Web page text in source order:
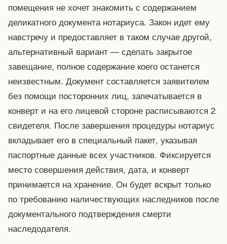
помещения не хочет знакомить с содержанием
деликатного документа нотариуса. Закон идет ему
навстречу и предоставляет в таком случае другой,
альтернативный вариант — сделать закрытое
завещание, полное содержание коего останется
неизвестным. Документ составляется заявителем
без помощи посторонних лиц, запечатывается в
конверт и на его лицевой стороне расписываются 2
свидетеля. После завершения процедуры нотариус
вкладывает его в специальный пакет, указывая
паспортные данные всех участников. Фиксируется
место совершения действия, дата, и конверт
принимается на хранение. Он будет вскрыт только
по требованию наличествующих наследников после
документального подтверждения смерти
наследодателя.